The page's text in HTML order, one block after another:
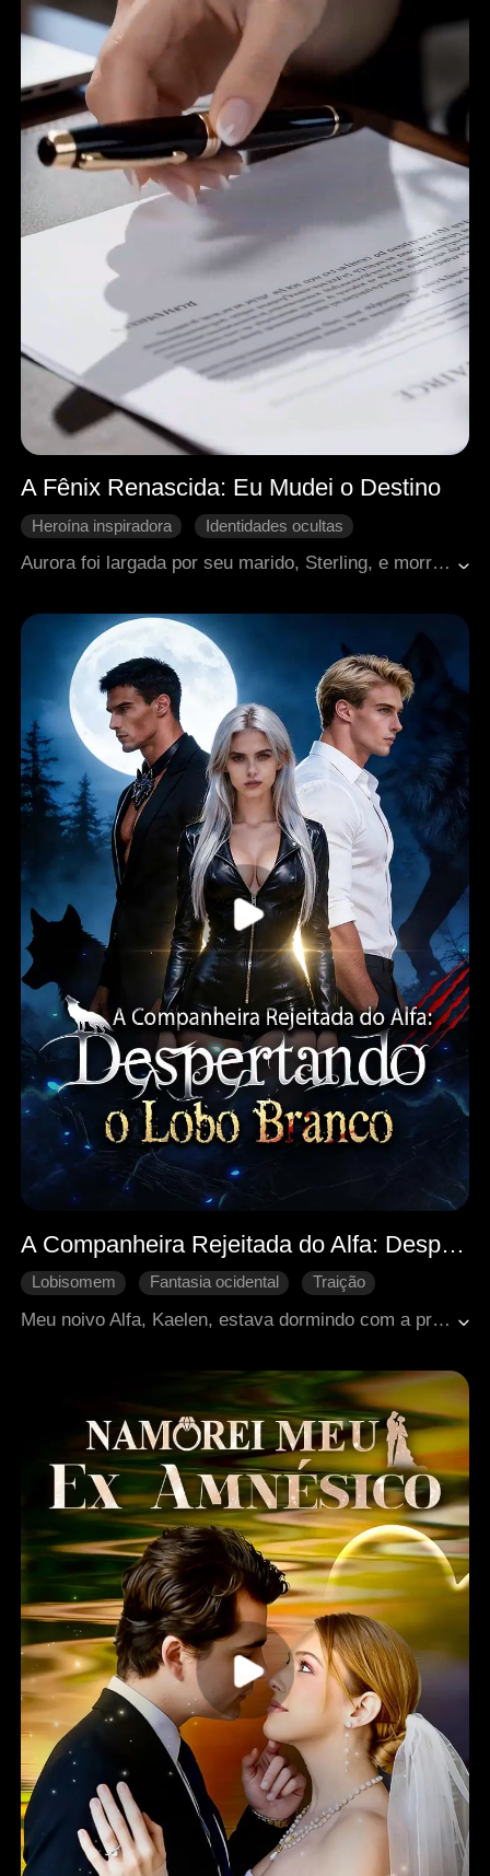
A Fênix Renascida: Eu Mudei o Destino
Heroína inspiradora
Identidades ocultas
Aurora foi largada por seu marido, Sterling, e morreu. Ela renasce e, nesta vida, é ela quem o abandona primeiro. Com sua memória e habilidades, Aurora rapidamente constrói um avançado sistema de jogos sob o pseudônimo de Phoenix e garante uma fortuna. Elias, o poderoso tio de Sterling, não apenas investe em sua carreira, mas também a apoia abertamente. Mais perigos aguardam quando ela revela seus segredos do passado.
A Companheira Rejeitada do Alfa: Despertando o Lobo Branco
Lobisomem Fantasia ocidental
Traição
Meu noivo Alfa, Kaelen, estava dormindo com a própria irmã—uma desprezível Ômega vadia que se entregava para seis homens diferentes. Ele quebrou minha perna enquanto usava a fortuna da *minha* família para comprar um colar de diamantes caríssimo para sua preciosa irmã—tudo isso para me humilhar, para me rebaixar à segunda posição. Mas eu me recusei a ceder. Aceitei minha loba interior, Aria, e me uni ao maior rival dele—e então destruí tudo o que eles mais amavam em uma noite devastadora. Agora, Kaelen está ajoelhado, implorando perdão, pronto para morrer de arrependimento... enquanto eu me afasto, como uma nova mulher.